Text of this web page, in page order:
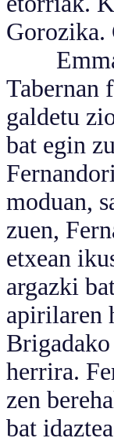
Gorozika.
Emmak
Tabernan
galdetu
bat egin
moduan,
zuen,
etxean
argazki
apirilaren
herrira.
zen
bat